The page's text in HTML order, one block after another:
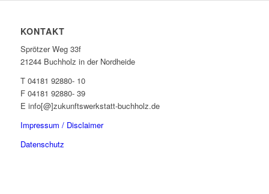
KONTAKT
Sprötzer Weg 33f
21244 Buchholz in der Nordheide
T 04181 92880- 10
F 04181 92880- 39
E info[@]zukunftswerkstatt-buchholz.de
Impressum / Disclaimer
Datenschutz